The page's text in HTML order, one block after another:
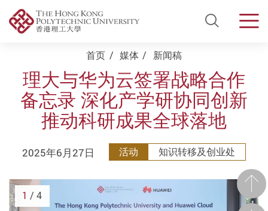
Open
Start main content首页 媒体 新闻稿
理大与华为云签署战略合作
备忘录 深化产学研协同创新
推动科研成果全球落地
2025年6月27日 活动 知识转移及创业处
前
1 / 4